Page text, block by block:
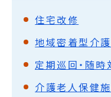
住宅改修
定期巡回・随
介護老人保健